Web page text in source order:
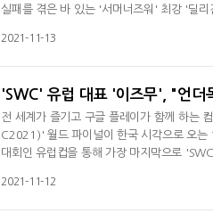
실패를 겪은 바 있는 '서머너즈워' 최강 '딜
는 아시아퍼시픽컵에서 탈락하며 아쉬움을
2021-11-13
'SWC' 유럽 대표 '이즈무', "언더
전 세계가 즐기고 구글 플레이가 함께 하는
C2021)' 월드 파이널이 한국 시각으로 오
대회인 유럽컵을 통해 가장 마지막으로
C' 베테랑의 격전지로 알려진 유럽컵에서 두
2021-11-12